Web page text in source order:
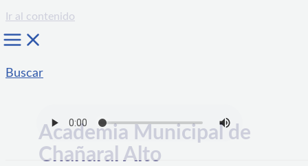
Ir al contenido
Buscar
Academia Municipal de
Chañaral Alto